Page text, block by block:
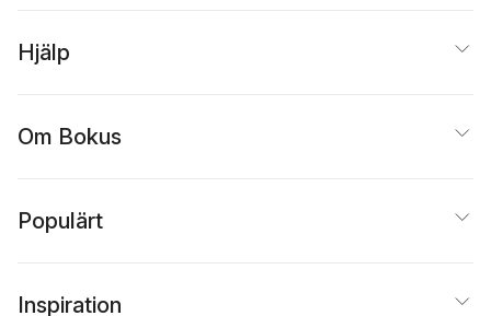
Hjälp
Om Bokus
Populärt
Inspiration